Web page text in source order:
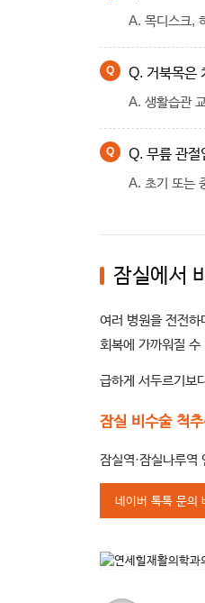
A. 목디스크,
Q. 거북목은
A. 생활습관
Q. 무릎 관절
A. 초기 또는
잠실에서
여러 병원을 전전
회복에 가까워질 수
급하게 서두르기보
잠실 비수술 척
잠실역·잠실나루역
네이버 톡톡 문의